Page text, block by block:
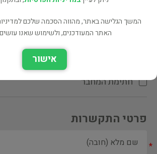
הקדשת המחבר\המתרגם
חתימת המחבר
פרטי התקשרות
*
המשך הגלישה באתר, מהווה הסכמה שלכם
האתר המעודכנים, ולשימוש שאנו
אישור